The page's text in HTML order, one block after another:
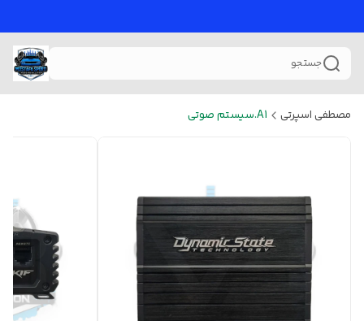
جستجو
مصطفی اسپرتی A1.سیستم صوتی